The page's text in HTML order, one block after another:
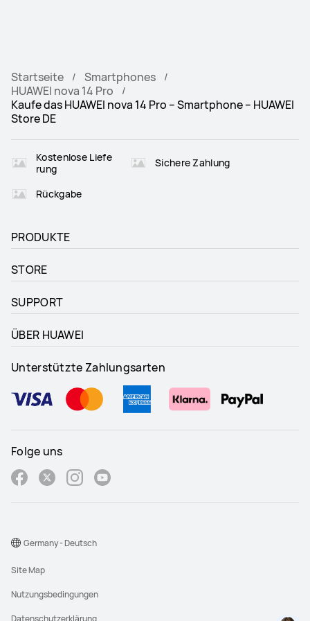
Startseite
Smartphones
HUAWEI nova 14 Pro
Kaufe das HUAWEI nova 14 Pro – Smartphone – HUAWEI
Store DE
Kostenlose Liefe
rung
Sichere Zahlung
Rückgabe
PRODUKTE
STORE
SUPPORT
ÜBER HUAWEI
Unterstützte Zahlungsarten
Folge uns
Site Map
Nutzungsbedingungen
Datenschutzerklärung
Germany - Deutsch